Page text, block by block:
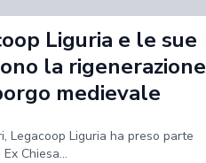
Liguria e le sue
la rigenerazione
medievale
Legacoop Liguria ha preso parte
Chiesa...